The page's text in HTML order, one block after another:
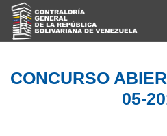
CONCURSO
05-